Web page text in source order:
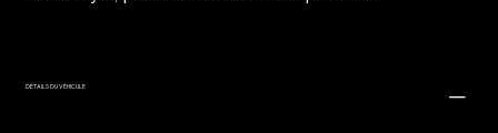
DÉTAILS DU VÉHICULE